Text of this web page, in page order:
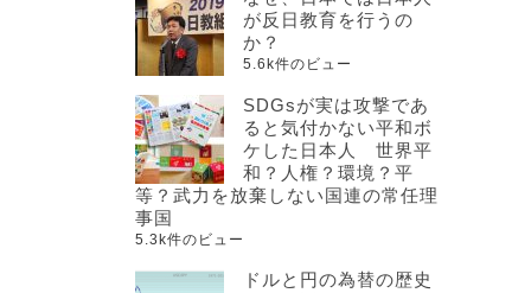
が反日教育を行うの
か？
5.6k件のビュー
SDGsが実は攻撃であ
ると気付かない平和ボ
ケした日本人 世界平
和？人権？環境？平
等？武力を放棄しない国連の常任理
事国
5.3k件のビュー
ドルと円の為替の歴史